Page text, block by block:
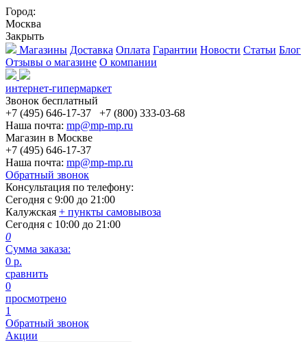
Город:
Москва
Закрыть
Магазины Доставка Оплата Гарантии Новости Статьи Блог
Отзывы о магазине О компании
интернет-гипермаркет
Звонок бесплатный
+7 (495) 646-17-37
+7 (800) 333-03-68
Наша почта: mp@mp-mp.ru
Магазин в Москве
+7 (495) 646-17-37
Наша почта: mp@mp-mp.ru
Обратный звонок
Консультация по телефону:
Сегодня с 9:00 до 21:00
Калужская + пункты самовывоза
Сегодня с 10:00 до 21:00
0
Сумма заказа:
0 р.
сравнить
0
просмотрено
1
Обратный звонок
Акции